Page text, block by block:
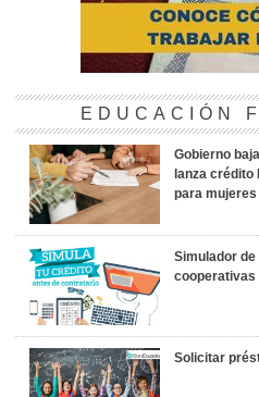
EDUCACIÓN
Gobierno
lanza crédito
para mujeres
Simulador
cooperativas
Solicitar